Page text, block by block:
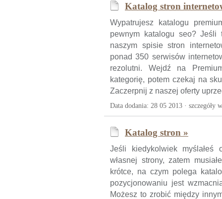
Katalog stron
Wypatrujesz katalogu
pewnym katalogu seo?
naszym spisie stron
ponad 350 serwisów
rezolutni. Wejdź na
kategorię, potem czekaj na
Zaczerpnij z naszej oferty
Data dodania: 28 05 2013 · szczegóły
Katalog stron »
Jeśli kiedykolwiek myślałeś
własnej strony, zatem
krótce, na czym polega
pozycjonowaniu jest
Możesz to zrobić między